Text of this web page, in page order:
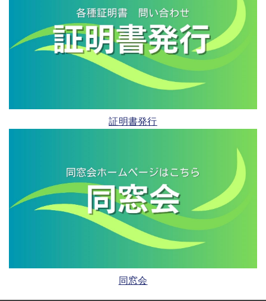
証明書発行
同窓会